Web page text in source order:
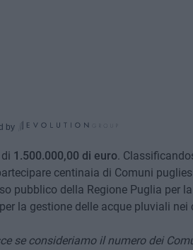
by
1.500.000,00 di euro.
centinaia di Comuni
pubblico della Regione Puglia per
la gestione delle acque pluviali nei
se consideriamo il numero dei